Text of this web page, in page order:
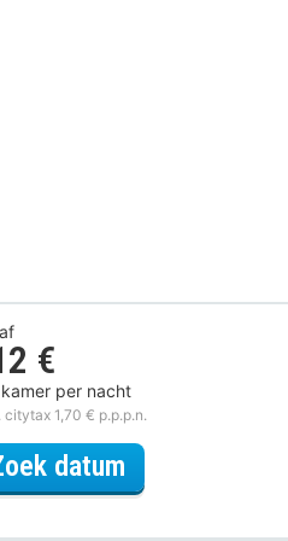
€
per nacht
citytax 1,70 € p.p.p.n.
datum